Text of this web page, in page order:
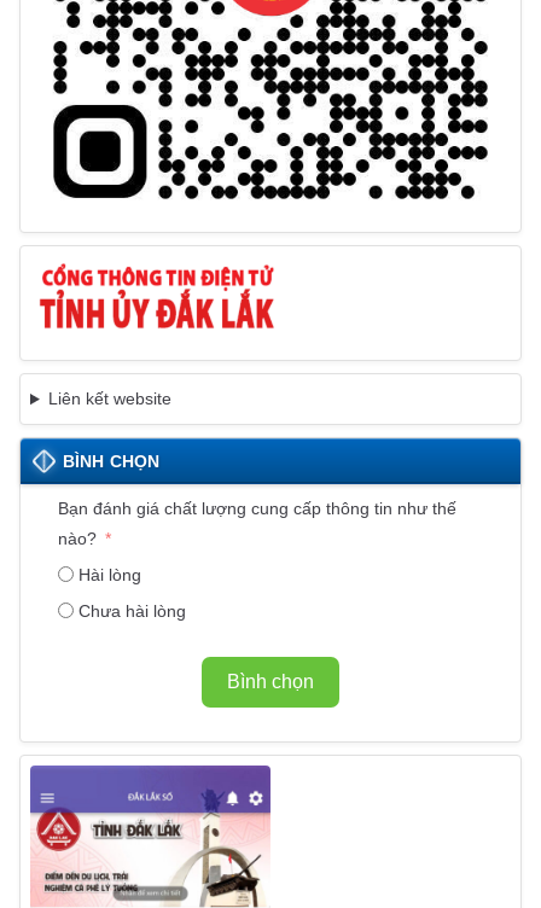
Liên kết website
BÌNH CHỌN
Bạn đánh giá chất lượng cung cấp thông tin như thế
nào?
Hài lòng
Chưa hài lòng
Bình chọn